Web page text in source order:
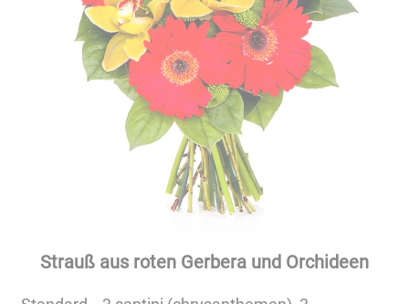
Strauß aus roten Gerbera und Orchideen